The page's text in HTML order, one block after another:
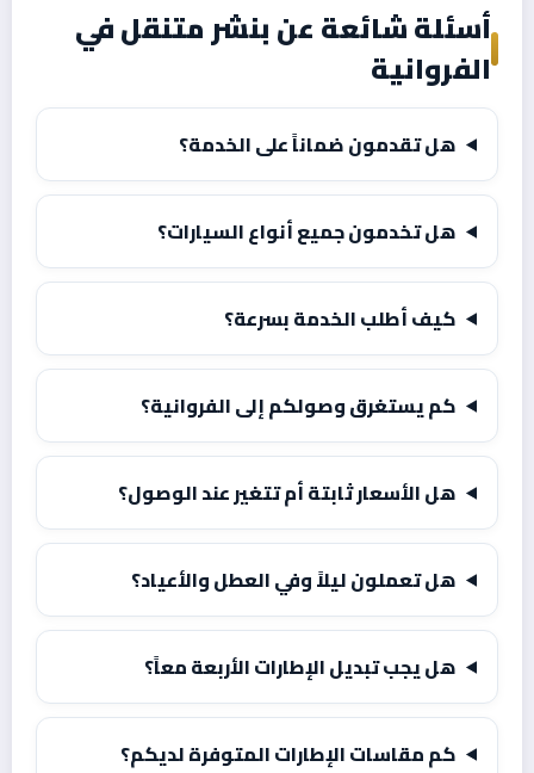
أسئلة شائعة عن بنشر متنقل في
الفروانية
هل تقدمون ضماناً على الخدمة؟
هل تخدمون جميع أنواع السيارات؟
كيف أطلب الخدمة بسرعة؟
كم يستغرق وصولكم إلى الفروانية؟
هل الأسعار ثابتة أم تتغير عند الوصول؟
هل تعملون ليلاً وفي العطل والأعياد؟
هل يجب تبديل الإطارات الأربعة معاً؟
كم مقاسات الإطارات المتوفرة لديكم؟